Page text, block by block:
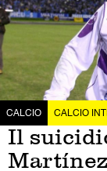
CALCIO CALCIO
Il